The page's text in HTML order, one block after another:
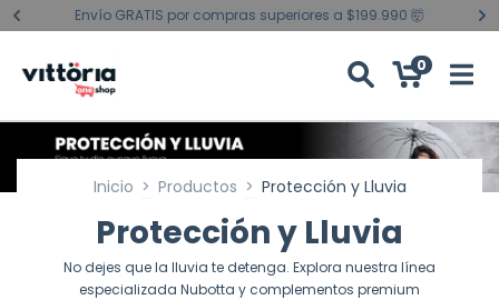
Envío GRATIS por compras superiores a $199.990 🤯
0
Inicio > Productos > Protección y Lluvia
Protección y Lluvia
No dejes que la lluvia te detenga. Explora nuestra línea
especializada Nubotta y complementos premium